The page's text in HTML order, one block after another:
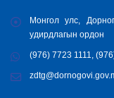
Монгол улс,
удирдлагын ордон
(976) 7723 1111,